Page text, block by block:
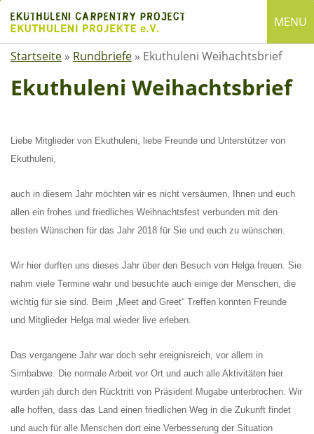
content
MENU
English
Suchen
nach:
ÜBER EKUTHULENI
Startseite
Satzung
Mitgliedschaft
Spenden
Rechenschaftsberichte
Kontakt I Infos zum Download
EKUTHULENI ZIMBABWE
Ausbildung in Ekuthuleni
Startseite » Rundbriefe » Ekuthuleni Weihachtsbrief
Ekuthuleni Weihachtsbrief
Liebe Mitglieder von Ekuthuleni, liebe Freunde und Unterstützer von
Ekuthuleni,
auch in diesem Jahr möchten wir es nicht versäumen, Ihnen und euch
allen ein frohes und friedliches Weihnachtsfest verbunden mit den
besten Wünschen für das Jahr 2018 für Sie und euch zu wünschen.
Wir hier durften uns dieses Jahr über den Besuch von Helga freuen. Sie
nahm viele Termine wahr und besuchte auch einige der Menschen, die
wichtig für sie sind. Beim „Meet and Greet“ Treffen konnten Freunde
und Mitglieder Helga mal wieder live erleben.
Das vergangene Jahr war doch sehr ereignisreich, vor allem in
Simbabwe. Die normale Arbeit vor Ort und auch alle Aktivitäten hier
wurden jäh durch den Rücktritt von Präsident Mugabe unterbrochen. Wir
alle hoffen, dass das Land einen friedlichen Weg in die Zukunft findet
und auch für alle Menschen dort eine Verbesserung der Situation